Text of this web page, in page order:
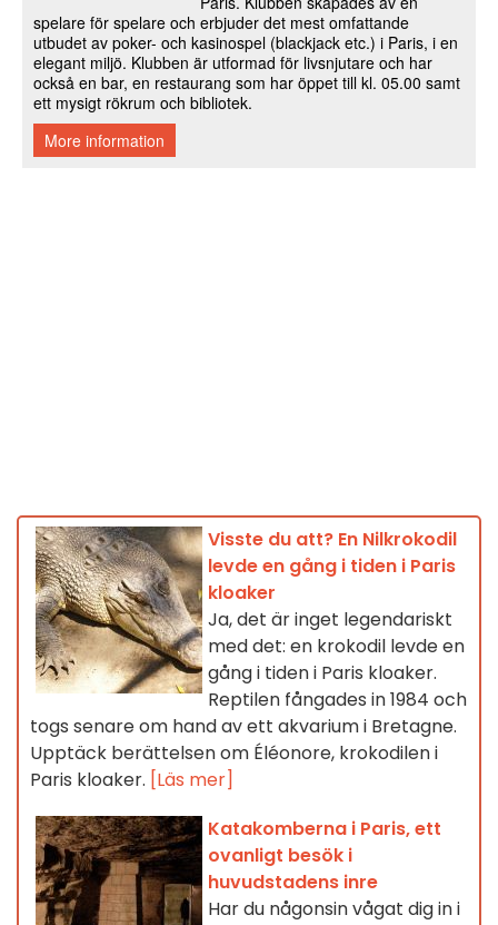
Visste du att? En Nilkrokodil
levde en gång i tiden i Paris
kloaker
Ja, det är inget legendariskt
med det: en krokodil levde en
gång i tiden i Paris kloaker.
Reptilen fångades in 1984 och
togs senare om hand av ett akvarium i Bretagne.
Upptäck berättelsen om Éléonore, krokodilen i
Paris kloaker. [Läs mer]
Katakomberna i Paris, ett
ovanligt besök i
huvudstadens inre
Har du någonsin vågat dig in i